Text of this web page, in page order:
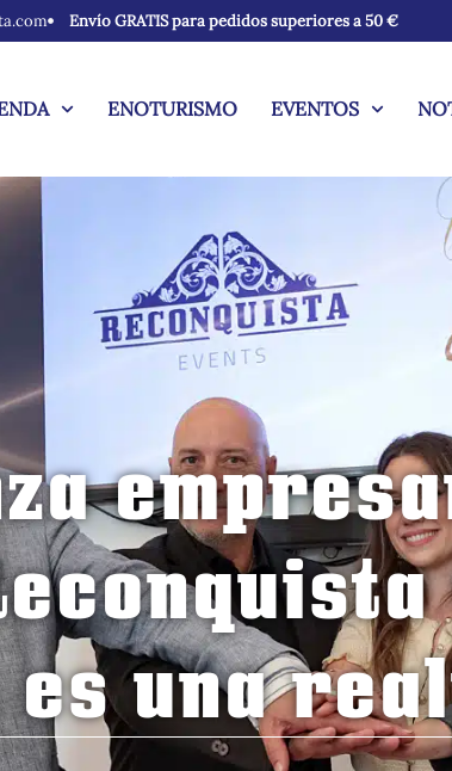
Envío GRATIS para pedidos superiores a 50 €
ENOTURISMO EVENTOS
es una